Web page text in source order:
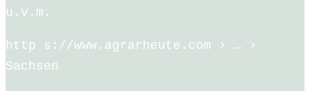
u.v.m.
http s://www.agrarheute.com › … ›
Sachsen